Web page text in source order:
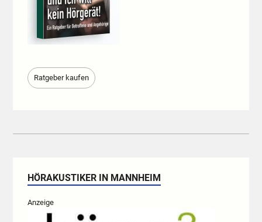
Ratgeber kaufen
HÖRAKUSTIKER IN MANNHEIM
Anzeige